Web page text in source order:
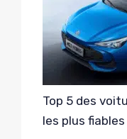
Top 5 des
les plus